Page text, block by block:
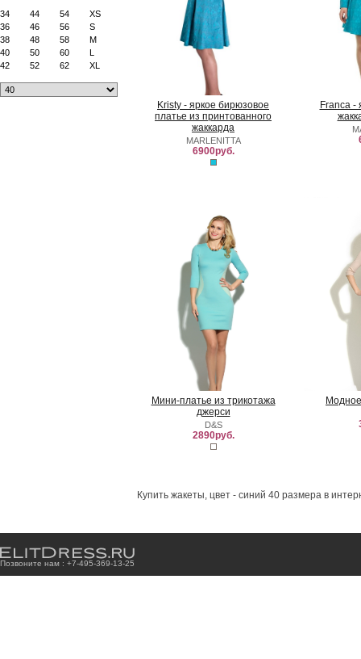
34 44 54
XS
36
46 56
S
38
48 58
M
40
50 60
L
42
52 62 XL
Kristy - яркое бирюзовое
платье из принтованного
жаккарда
MARLENITTA
6900руб.
Franca -
Мини-платье из трикотажа
джерси
D&S
2890руб.
Купить жакеты, цвет - синий 40 размера в
Позвоните нам : +7-495-369-13-25